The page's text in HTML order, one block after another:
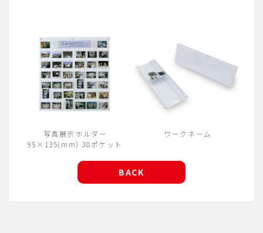
写真展示ホルダー
95×135(mm) 38ポケット
ワークネーム
BACK